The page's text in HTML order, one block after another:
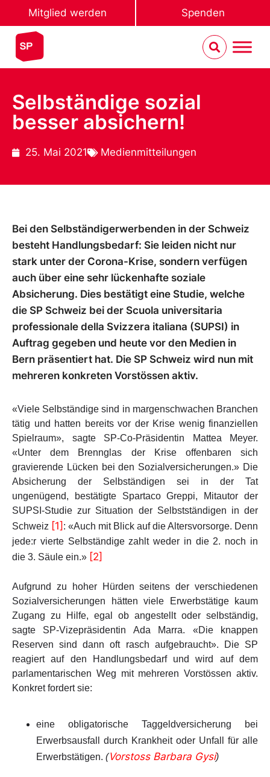
Mitglied werden Spenden
Selbständige sozial
besser absichern!
25. Mai 2021 Medienmitteilungen
Bei den Selbständigerwerbenden in der Schweiz
besteht Handlungsbedarf: Sie leiden nicht nur
stark unter der Corona-Krise, sondern verfügen
auch über eine sehr lückenhafte soziale
Absicherung. Dies bestätigt eine Studie, welche
die SP Schweiz bei der Scuola universitaria
professionale della Svizzera italiana (SUPSI) in
Auftrag gegeben und heute vor den Medien in
Bern präsentiert hat. Die SP Schweiz wird nun mit
mehreren konkreten Vorstössen aktiv.
«Viele Selbständige sind in margenschwachen Branchen
tätig und hatten bereits vor der Krise wenig finanziellen
Spielraum», sagte SP-Co-Präsidentin Mattea Meyer.
«Unter dem Brennglas der Krise offenbaren sich
gravierende Lücken bei den Sozialversicherungen.» Die
Absicherung der Selbständigen sei in der Tat
ungenügend, bestätigte Spartaco Greppi, Mitautor der
SUPSI-Studie zur Situation der Selbstständigen in der
Schweiz [1] : «Auch mit Blick auf die Altersvorsorge. Denn
jede:r vierte Selbständige zahlt weder in die 2. noch in
die 3. Säule ein.» [2]
Aufgrund zu hoher Hürden seitens der verschiedenen
Sozialversicherungen hätten viele Erwerbstätige kaum
Zugang zu Hilfe, egal ob angestellt oder selbständig,
sagte SP-Vizepräsidentin Ada Marra. «Die knappen
Reserven sind dann oft rasch aufgebraucht». Die SP
reagiert auf den Handlungsbedarf und wird auf dem
parlamentarischen Weg mit mehreren Vorstössen aktiv.
Konkret fordert sie:
eine obligatorische Taggeldversicherung bei
Erwerbsausfall durch Krankheit oder Unfall für alle
Erwerbstätigen. (Vorstoss Barbara Gysi)